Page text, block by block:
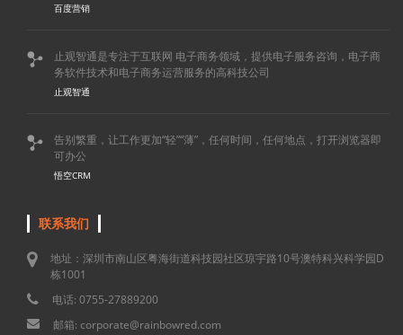
百度营销

止观智通是专注于互联网 电子商务领域，提供电子服务咨询，电子商
务软件技术和电子商务运营服务的高科技公司
止观智通

告别繁重，让工作更加“轻”“薄”，任何时间，任何地点，打开浏览器即
可办公
悟空CRM
联系我们
地址：深圳市南山区粤海街道科技园社区琼宇路10号澳特科兴科学园D
栋1001
电话: 0755-27889200
邮箱: corporate@rainbowred.com